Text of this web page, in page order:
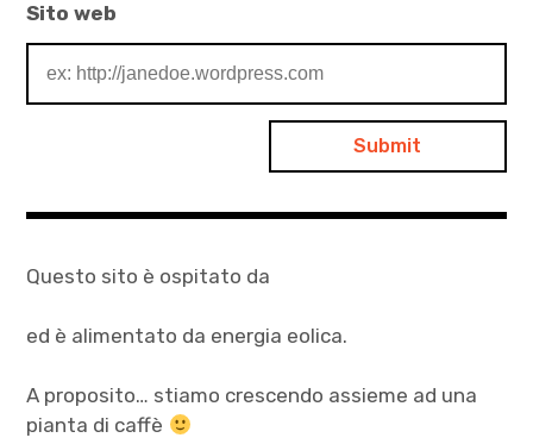
Sito web
Questo sito è ospitato da
ed è alimentato da energia eolica.
A proposito… stiamo crescendo assieme ad una
pianta di caffè